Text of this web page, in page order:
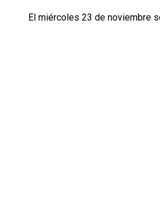
El miércoles 23 de noviembre